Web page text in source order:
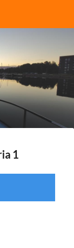
merivartiokilta ry
1